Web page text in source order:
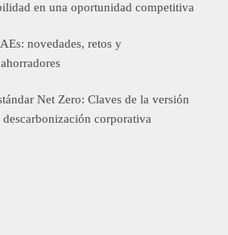
en una oportunidad competitiva
novedades, retos y
Net Zero: Claves de la versión
corporativa